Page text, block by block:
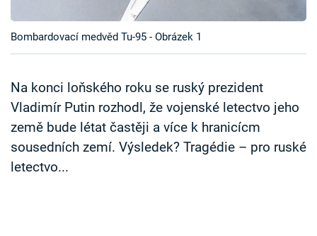
Sledujte prima+
Přihlášení
Sledujte nás
Bombardovací medvěd Tu-95 - Obrázek 1
Na konci loňského roku se ruský prezident
Vladimír Putin rozhodl, že vojenské letectvo jeho
země bude létat častěji a více k hranicícm
sousedních zemí. Výsledek? Tragédie – pro ruské
letectvo...